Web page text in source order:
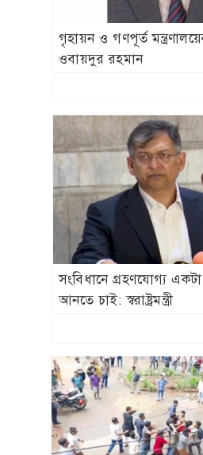
গৃহায়ন ও গণপূর্ত
ওবায়দুর রহমান
সংবিধানে গ্রহণযোগ্য
আনতে চাই: স্বরাষ্ট্রমন্ত্রী